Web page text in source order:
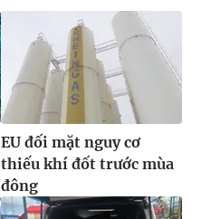
EU đối mặt nguy cơ
thiếu khí đốt trước mùa
đông